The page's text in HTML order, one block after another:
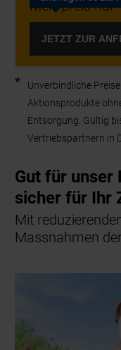
*
Unverbindliche
Aktionsprodukte
Entsorgung. Gültig
Vertriebspartnern in
Gut für unser
sicher für Ihr
Mit
Massnahmen